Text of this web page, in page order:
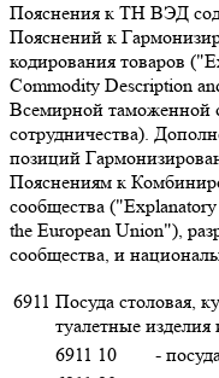
Пояснения к ТН ВЭД
Пояснений к
кодирования товаров
Commodity Description
Всемирной таможенной
сотрудничества).
позиций
Пояснениям к
сообщества
the European Union"),
сообщества, и
6911 Посуда столовая,
туалетные изделия
6911 10
-